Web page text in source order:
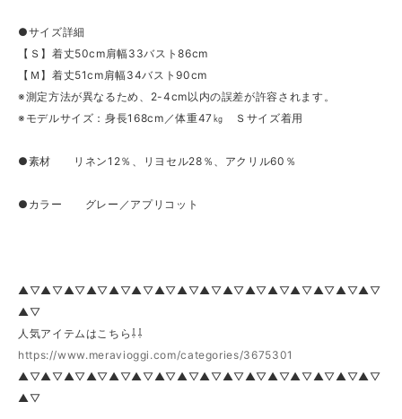
●サイズ詳細
【Ｓ】着丈50cm肩幅33バスト86cm
【Ｍ】着丈51cm肩幅34バスト90cm
※測定方法が異なるため、2-4cm以内の誤差が許容されます。
※モデルサイズ：身長168cm／体重47㎏ Ｓサイズ着用
●素材 リネン12％、リヨセル28％、アクリル60％
●カラー グレー／アプリコット
▲▽▲▽▲▽▲▽▲▽▲▽▲▽▲▽▲▽▲▽▲▽▲▽▲▽▲▽▲▽▲▽
▲▽
人気アイテムはこちら⇩⇩
https://www.meravioggi.com/categories/3675301
▲▽▲▽▲▽▲▽▲▽▲▽▲▽▲▽▲▽▲▽▲▽▲▽▲▽▲▽▲▽▲▽
▲▽